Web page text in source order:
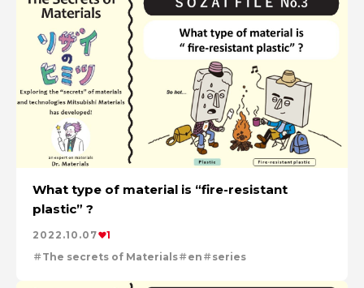
What type of material is “fire-resistant
plastic” ?
2022.10.07
1
The secrets of Materials
en series